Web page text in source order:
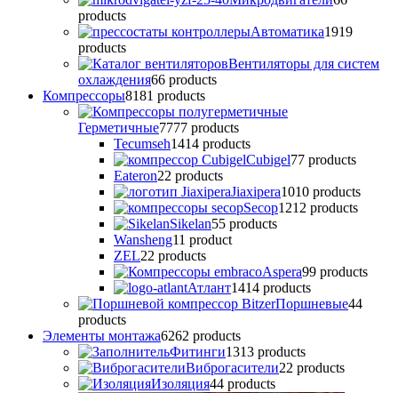
products
Автоматика1919
products
Вентиляторы для систем
охлаждения66 products
Компрессоры8181 products
Герметичные7777 products
Tecumseh1414 products
Cubigel77 products
Eateron22 products
Jiaxipera1010 products
Secop1212 products
Sikelan55 products
Wansheng11 product
ZEL22 products
Аspera99 products
Атлант1414 products
Поршневые44
products
Элементы монтажа6262 products
Фитинги1313 products
Виброгасители22 products
Изоляция44 products